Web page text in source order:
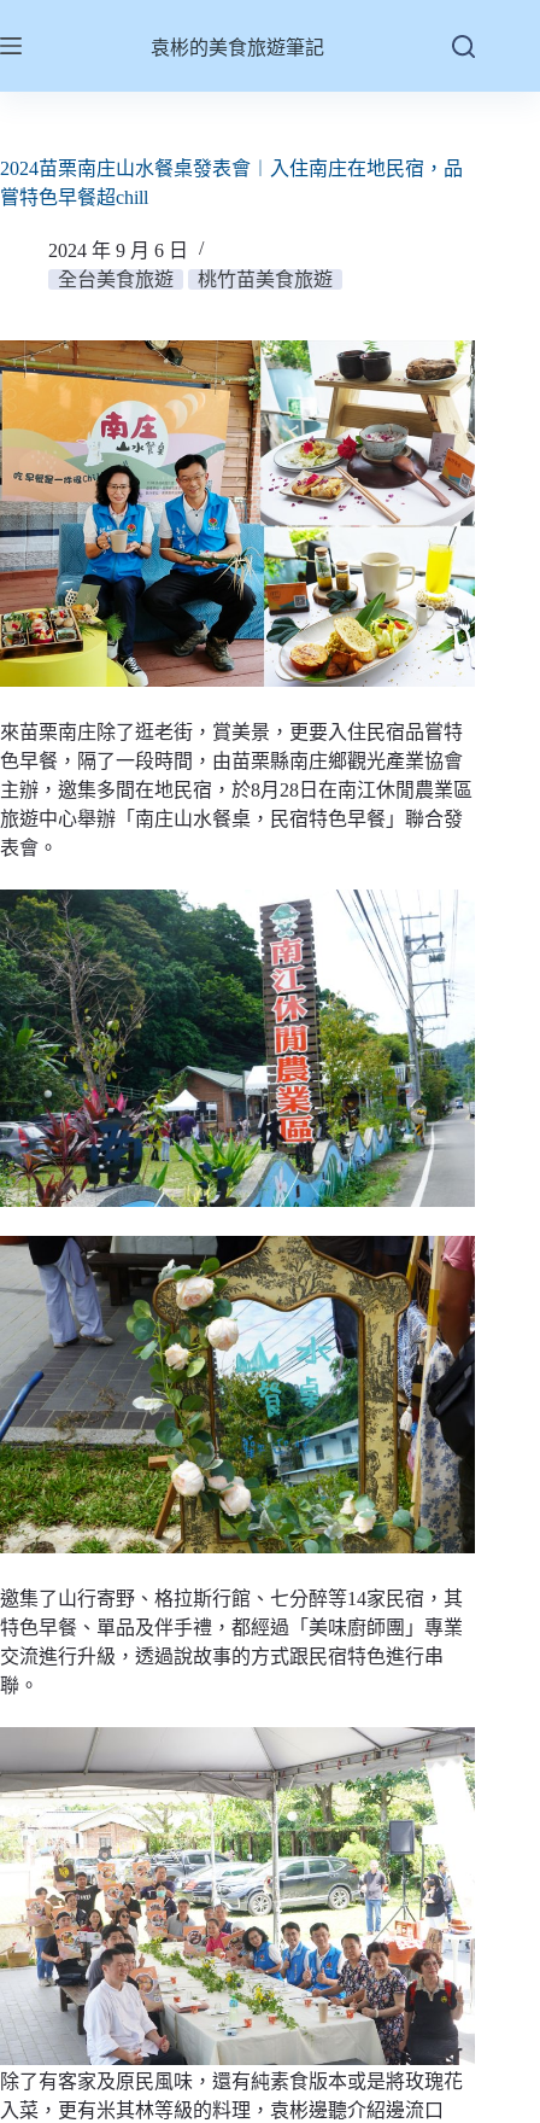
至
容
袁彬的美食旅遊筆記
2024苗栗南庄山水餐桌發表會︱入住南庄在地民宿，品
嘗特色早餐超chill
2024 年 9 月 6 日
全台美食旅遊
桃竹苗美食旅遊
來苗栗南庄除了逛老街，賞美景，更要入住民宿品嘗特
色早餐，隔了一段時間，由苗栗縣南庄鄉觀光產業協會
主辦，邀集多間在地民宿，於8月28日在南江休閒農業區
旅遊中心舉辦「南庄山水餐桌，民宿特色早餐」聯合發
表會。
邀集了山行寄野、格拉斯行館、七分醉等14家民宿，其
特色早餐、單品及伴手禮，都經過「美味廚師團」專業
交流進行升級，透過說故事的方式跟民宿特色進行串
聯。
除了有客家及原民風味，還有純素食版本或是將玫瑰花
入菜，更有米其林等級的料理，袁彬邊聽介紹邊流口